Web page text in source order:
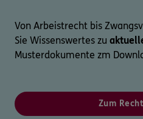
Von Arbeistrecht bis
Sie Wissenswertes zu
Musterdokumente zm
Zum